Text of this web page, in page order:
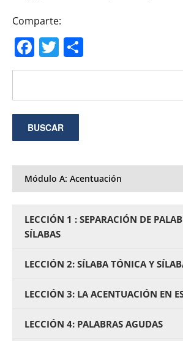
Comparte:
Facebook
Twitter
Módulo A: Acentuación
LECCIÓN 1 : SEPARACIÓN DE
SÍLABAS
LECCIÓN 2: SÍLABA TÓNICA Y
LECCIÓN 3: LA ACENTUACIÓN EN
LECCIÓN 4: PALABRAS AGUDAS